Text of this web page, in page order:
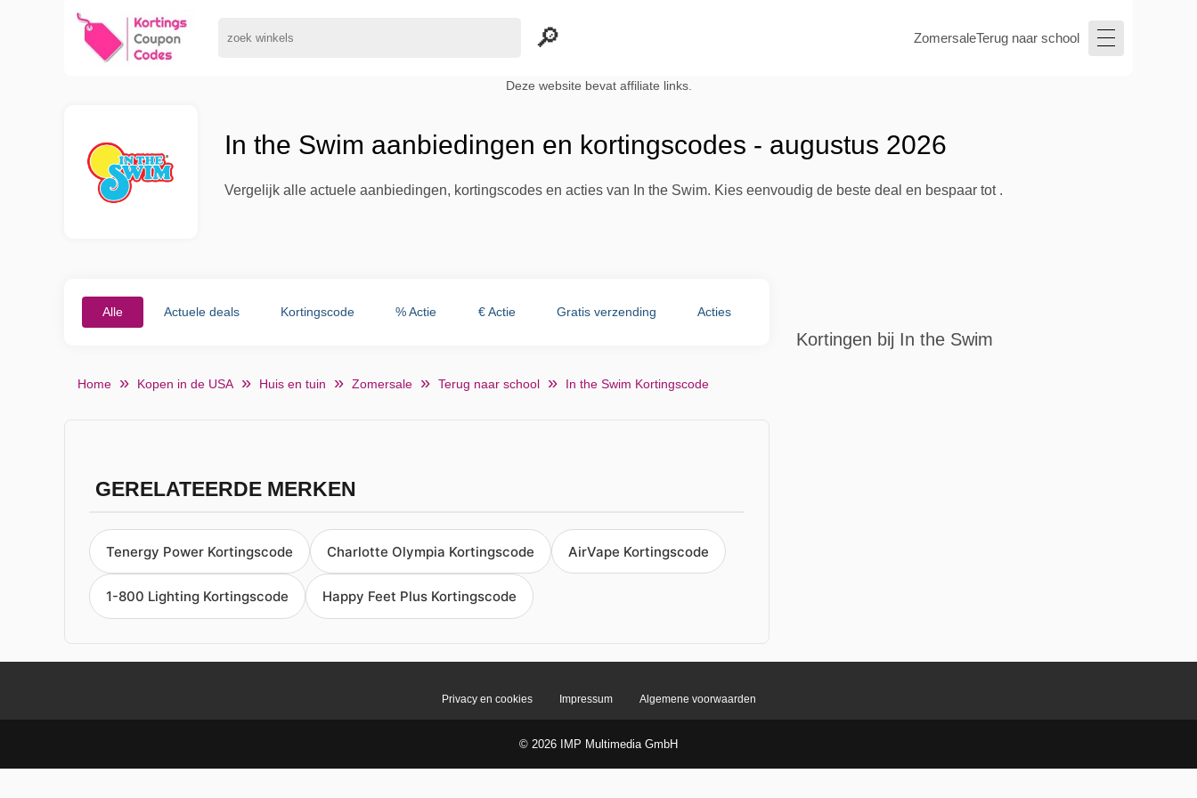
ZomersaleTerug naar school
Deze website bevat affiliate links.
In the Swim aanbiedingen en kortingscodes - augustus 2026
Vergelijk alle actuele aanbiedingen, kortingscodes en acties van In the Swim. Kies eenvoudig de beste deal en bespaar tot .
Alle Actuele deals Kortingscode % Actie € Actie Gratis verzending Acties
Home Kopen in de USA Huis en tuin Zomersale Terug naar school In the Swim Kortingscode
GERELATEERDE MERKEN
Tenergy Power Kortingscode Charlotte Olympia Kortingscode AirVape Kortingscode
1-800 Lighting Kortingscode Happy Feet Plus Kortingscode
Kortingen bij In the Swim
Privacy en cookies Impressum Algemene voorwaarden
© 2026 IMP Multimedia GmbH